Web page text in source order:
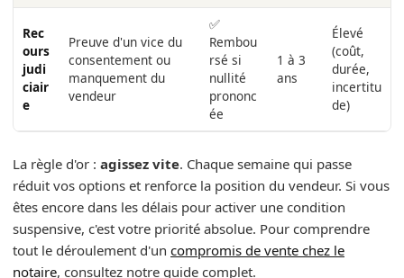
Rec
ours
judi
ciair
e
Preuve d'un vice du
consentement ou
manquement du
vendeur
✅
Rembou
rsé si
nullité
prononc
ée
1 à 3
ans
Élevé
(coût,
durée,
incertitu
de)
La règle d'or : agissez vite. Chaque semaine qui passe
réduit vos options et renforce la position du vendeur. Si vous
êtes encore dans les délais pour activer une condition
suspensive, c'est votre priorité absolue. Pour comprendre
tout le déroulement d'un compromis de vente chez le
notaire, consultez notre guide complet.